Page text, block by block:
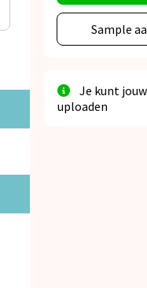
Sample
Je kunt
uploaden